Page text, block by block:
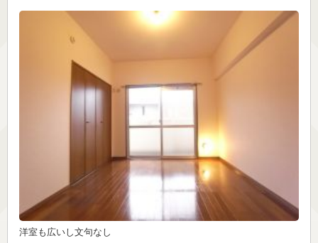
洋室も広いし文句なし